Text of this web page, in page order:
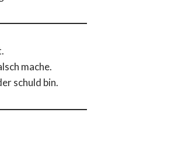
mache.
schuld bin.